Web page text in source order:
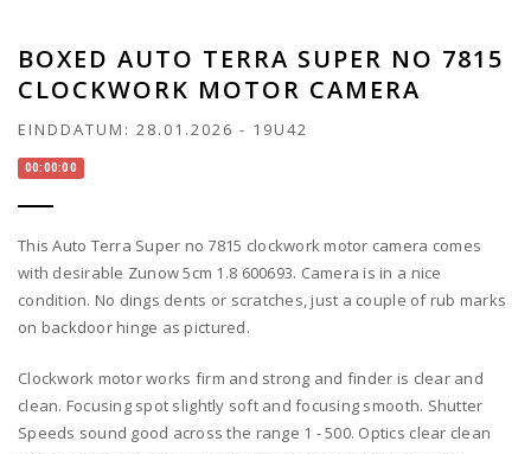
BOXED AUTO TERRA SUPER NO 7815
CLOCKWORK MOTOR CAMERA
EINDDATUM: 28.01.2026 - 19U42
00:00:00
This Auto Terra Super no 7815 clockwork motor camera comes
with desirable Zunow 5cm 1.8 600693. Camera is in a nice
condition. No dings dents or scratches, just a couple of rub marks
on backdoor hinge as pictured.
Clockwork motor works firm and strong and finder is clear and
clean. Focusing spot slightly soft and focusing smooth. Shutter
Speeds sound good across the range 1 - 500. Optics clear clean